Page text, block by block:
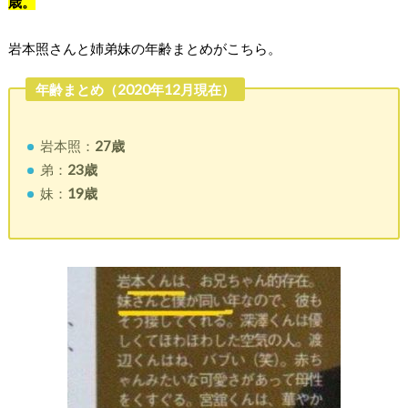
岩本照さんと姉弟妹の年齢まとめがこちら。
年齢まとめ（2020年12月現在）
岩本照： 27歳
弟： 23歳
妹： 19歳